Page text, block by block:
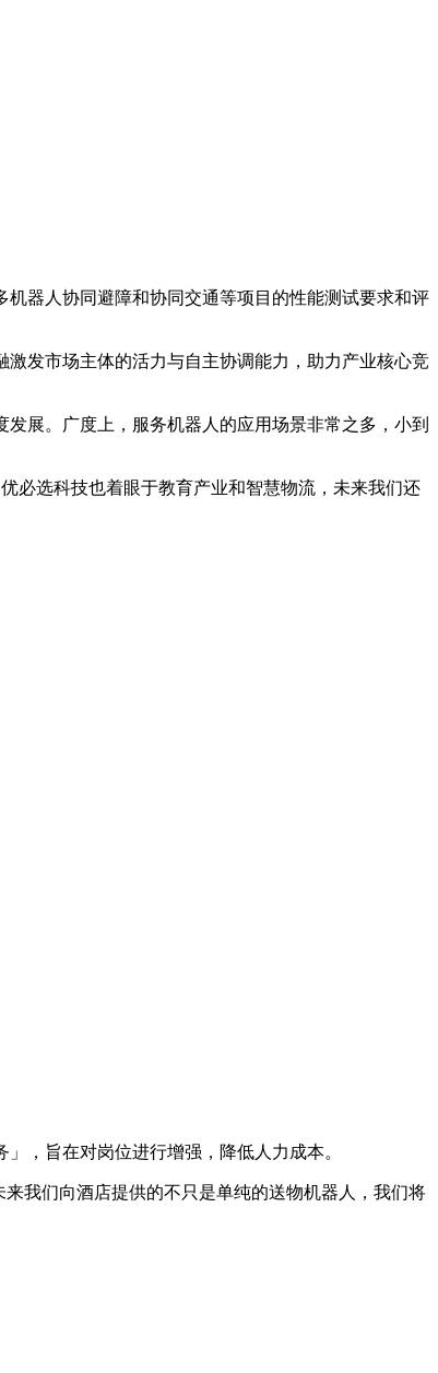
器人协同避障和协同交通等项目的性能测试要求和评
发市场主体的活力与自主协调能力，助力产业核心竞
展。广度上，服务机器人的应用场景非常之多，小到
选科技也着眼于教育产业和智慧物流，未来我们还
，旨在对岗位进行增强，降低人力成本。
我们向酒店提供的不只是单纯的送物机器人，我们将